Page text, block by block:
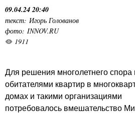
09.04.24 20:40
текст: Игорь Голованов
фото: INNOV.RU
1911
Для решения многолетнего
обитателями квартир в
домах и такими организациями
потребовалось вмешательство